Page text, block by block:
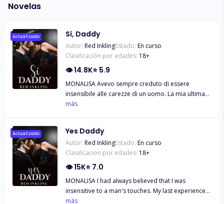
Novelas
Actualizado Sì, Daddy
Autor: Red InklingEstado: En curso
Clasificación por edades: 18+
👁14.8K⭐ 5.9
MONALISA Avevo sempre creduto di essere
insensibile alle carezze di un uomo. La mia ultima
esperienza mi aveva convinta profondamente di
migliore amico di mio padre, Lucius Devine. Era un
errore che non avrebbe mai dovuto ripetersi, ma
non riuscii a trattenermi. Non potevo fare a meno
di desiderarlo più di quanto avrei mai dovuto
vero, lo desideravo, volevo chiamarlo papà e
volevo che mi prendesse come meglio gli pareva. E
más
Actualizado Yes Daddy
Autor: Red InklingEstado: En curso
Clasificación por edades: 18+
👁15K⭐ 7.0
MONALISA I had always believed that I was
insensitive to a man's touches. My last experience
had made me believe so much in that but my belief
más